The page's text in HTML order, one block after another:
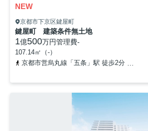
NEW
京都市下京区鍵屋町
鍵屋町 建築条件無土地
1億500万円管理費-
107.14㎡（-）
京都市営烏丸線「五条」駅 徒歩2分